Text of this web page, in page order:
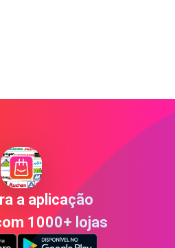
a aplicação
1000+ lojas